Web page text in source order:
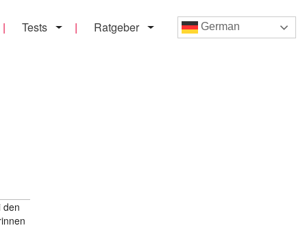
Tests Ratgeber German
den